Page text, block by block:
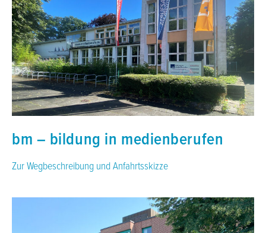
bm – bildung in medienberufen
Zur Wegbeschreibung und Anfahrtsskizze